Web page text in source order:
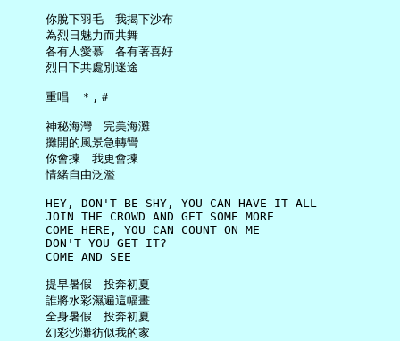
     你脫下羽毛　我揭下沙布
     為烈日魅力而共舞
     各有人愛慕　各有著喜好
     烈日下共處別迷途
     重唱　＊,＃
     神秘海灣　完美海灘
     攤開的風景急轉彎
     你會揀　我更會揀
     情緒自由泛濫
     HEY, DON'T BE SHY, YOU CAN HAVE IT ALL
     JOIN THE CROWD AND GET SOME MORE
     COME HERE, YOU CAN COUNT ON ME
     DON'T YOU GET IT?
     COME AND SEE
     提早暑假　投奔初夏
     誰將水彩濕遍這幅畫
     全身暑假　投奔初夏
     幻彩沙灘彷似我的家